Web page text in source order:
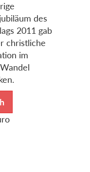
des
2011 gab
christliche
im